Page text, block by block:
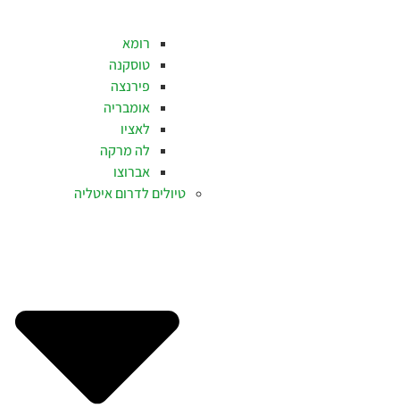
רומא
טוסקנה
פירנצה
אומבריה
לאציו
לה מרקה
אברוצו
טיולים לדרום איטליה